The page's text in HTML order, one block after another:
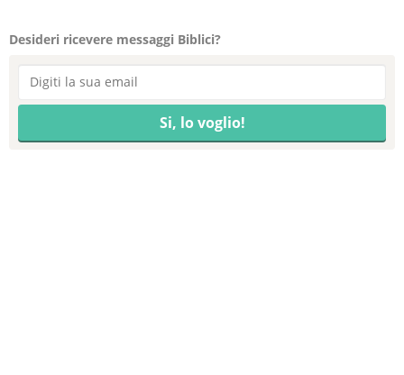
Desideri ricevere messaggi Biblici?